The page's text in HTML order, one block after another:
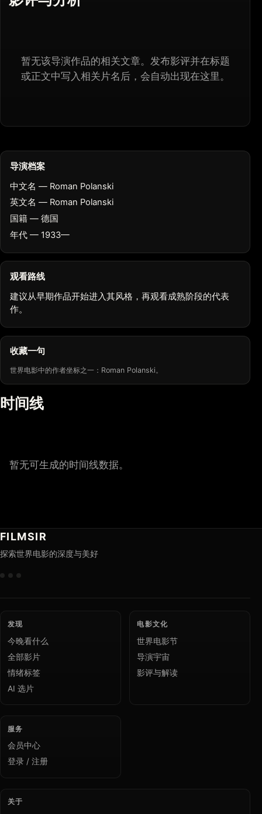
暂无该导演作品的相关文章。发布影评并在标题
或正文中写入相关片名后，会自动出现在这里。
导演档案
中文名 — Roman Polanski
英文名 — Roman Polanski
国籍 — 德国
年代 — 1933—
观看路线
建议从早期作品开始进入其风格，再观看成熟阶段的代表
作。
收藏一句
世界电影中的作者坐标之一：Roman Polanski。
时间线
暂无可生成的时间线数据。
FILMSIR
探索世界电影的深度与美好
发现
今晚看什么
全部影片
情绪标签
AI 选片
电影文化
世界电影节
导演宇宙
影评与解读
服务
会员中心
登录 / 注册
关于